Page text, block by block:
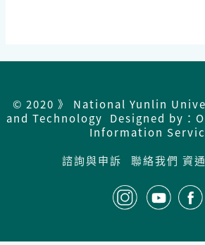
© 2020 》 National Yunlin
and Technology Designed by：
Information
諮詢與申訴
聯絡我們 資